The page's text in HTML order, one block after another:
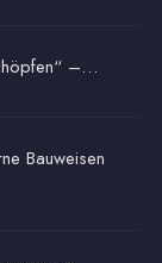
–…
Bauweisen